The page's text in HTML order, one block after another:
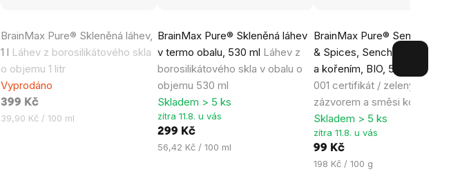
BrainMax Pure® Skleněná láhev,
1 l Láhev z borosilikátového skla
o objemu 1 litr
hodnocení
produktu
je
5,0
z
5
Vyprodáno
399 Kč
Měrná
39,90 Kč / 100 ml
BrainMax Pure® Skleněná láhev
v termo obalu, 530 ml Láhev z
borosilikátového skla v obalu o
objemu 530 ml
hodnocení
produktu
je
2,7
z
5
hvězdiček.
Skladem > 5 ks
zítra 11.8. u vás
299 Kč
Měrná
56,42 Kč / 100 ml
BrainMax Pure® Sencha
& Spices, Sencha se
a kořením, BIO, 50 g
*CZ-BIO-
001 certifikát / zelený čaj se
zázvorem a směsi koření
hodnocení
produktu
je
0,0
z
5
hvězdiček.
Skladem > 5 ks
zítra 11.8. u vás
99 Kč
Měrná
198 Kč / 100 g